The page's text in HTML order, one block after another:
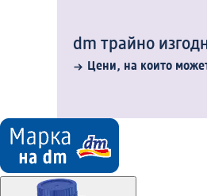
dm трайно
Цени, на които